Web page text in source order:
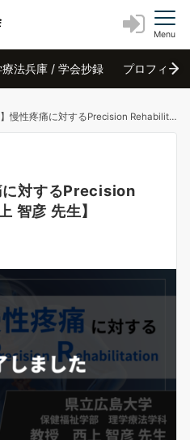
Menu
療法兵庫 / 学会抄録 プロフィール
疼痛に対するPrecision Rehabilitation 【 西上 智彦 先生】
に対するPrecision
智彦 先生】